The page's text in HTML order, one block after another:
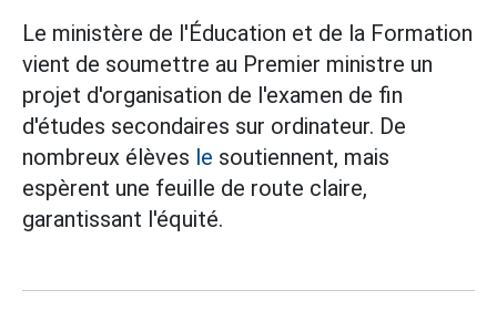
Le ministère de l'Éducation et de la Formation
vient de soumettre au Premier ministre un
projet d'organisation de l'examen de fin
d'études secondaires sur ordinateur. De
nombreux élèves le soutiennent, mais
espèrent une feuille de route claire,
garantissant l'équité.